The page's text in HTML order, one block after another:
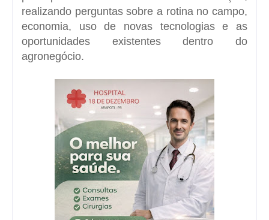
realizando perguntas sobre a rotina no campo,
economia, uso de novas tecnologias e as
oportunidades existentes dentro do
agronegócio.